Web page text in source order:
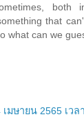
both
that
what can we
เมษายน 2565 เวล